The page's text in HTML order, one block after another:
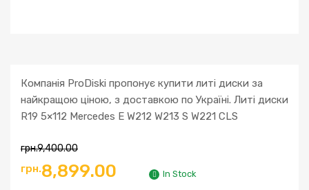
Компанія ProDiski пропонує купити литі диски за
найкращою ціною, з доставкою по Україні. Литі диски
R19 5×112 Mercedes E W212 W213 S W221 CLS
грн.9,400.00
грн.8,899.00 In Stock